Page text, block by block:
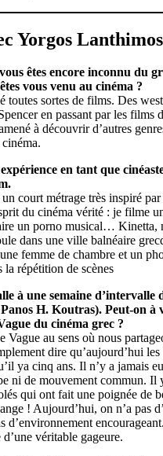
Yorgos Lanthimos
êtes encore inconnu du
vous venu au cinéma ?
toutes sortes de films. Des
en passant par les films
à découvrir d’autres
en tant que
court métrage très inspiré par
du cinéma vérité : je filme
un porno musical… Kinetta,
dans une ville balnéaire
femme de chambre et un
la répétition de scènes
à une semaine d’intervalle
H. Koutras). Peut-on à
du cinéma grec ?
Vague au sens où nous
dire qu’aujourd’hui
ya cinq ans. Il n’y a jamais
ni de mouvement commun. Il
qui ont fait une poignée de
! Aujourd’hui, on n’a pas
d’environnement
véritable gageure.